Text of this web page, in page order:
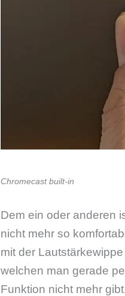
Chromecast built-in
Dem ein oder anderen
nicht mehr so
mit der
welchen man gerade
Funktion nicht mehr